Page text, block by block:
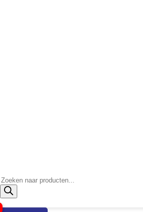
Producten
zoeken